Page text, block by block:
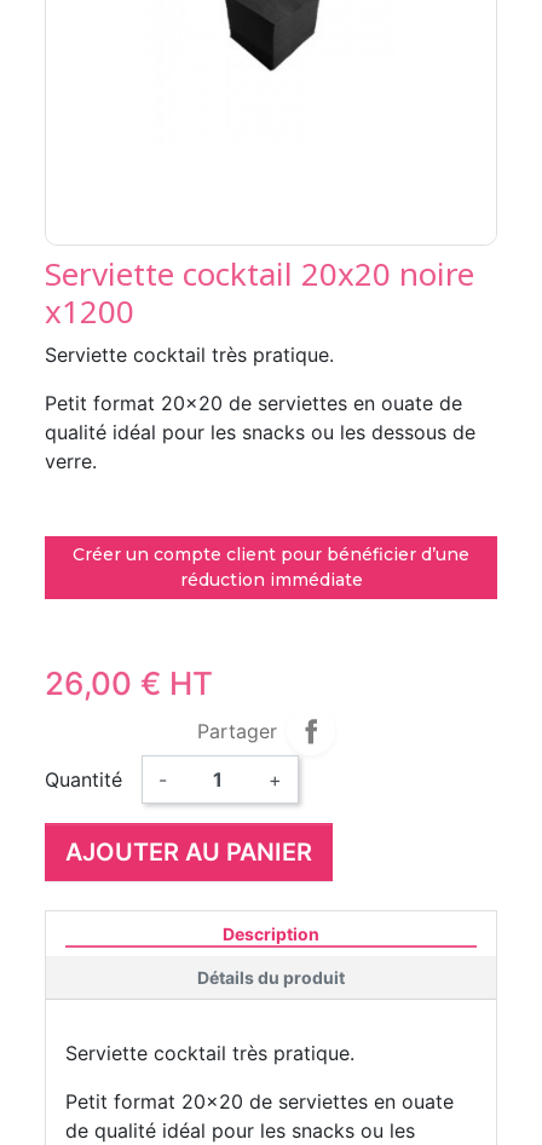
Serviette cocktail 20x20 noire
x1200
Serviette cocktail très pratique.
Petit format 20x20 de serviettes en ouate de
qualité idéal pour les snacks ou les dessous de
verre.
Créer un compte client pour bénéficier d’une
réduction immédiate
26,00 € HT
Partager
Quantité
- +
AJOUTER AU PANIER
Description
Détails du produit
Serviette cocktail très pratique.
Petit format 20x20 de serviettes en ouate
de qualité idéal pour les snacks ou les